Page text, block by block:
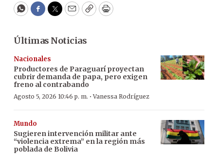
WhatsApp
Facebook
Twitter
EmailCopyPrint
Últimas Noticias
Nacionales
Productores de Paraguarí proyectan
cubrir demanda de papa, pero exigen
freno al contrabando
Agosto 5, 2026 10:46 p. m. ·Vanessa Rodríguez
Mundo
Sugieren intervención militar ante
“violencia extrema” en la región más
poblada de Bolivia